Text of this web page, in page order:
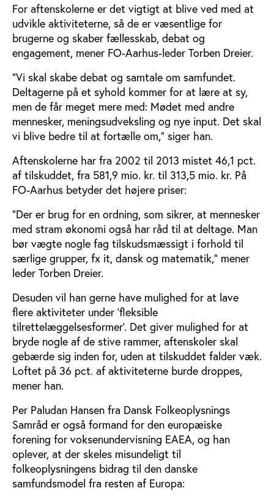
For aftenskolerne er det vigtigt at blive ved med at
udvikle aktiviteterne, så de er væsentlige for
brugerne og skaber fællesskab, debat og
engagement, mener FO-Aarhus-leder Torben Dreier.
”Vi skal skabe debat og samtale om samfundet.
Deltagerne på et syhold kommer for at lære at sy,
men de får meget mere med: Mødet med andre
mennesker, meningsudveksling og nye input. Det skal
vi blive bedre til at fortælle om,” siger han.
Aftenskolerne har fra 2002 til 2013 mistet 46,1 pct.
af tilskuddet, fra 581,9 mio. kr. til 313,5 mio. kr. På
FO-Aarhus betyder det højere priser:
”Der er brug for en ordning, som sikrer, at mennesker
med stram økonomi også har råd til at deltage. Man
bør vægte nogle fag tilskudsmæssigt i forhold til
særlige grupper, fx it, dansk og matematik,” mener
leder Torben Dreier.
Desuden vil han gerne have mulighed for at lave
flere aktiviteter under ’fleksible
tilrettelæggelsesformer’. Det giver mulighed for at
bryde nogle af de stive rammer, aftenskoler skal
gebærde sig inden for, uden at tilskuddet falder væk.
Loftet på 36 pct. af aktiviteterne burde droppes,
mener han.
Per Paludan Hansen fra Dansk Folkeoplysnings
Samråd er også formand for den europæiske
forening for voksenundervisning EAEA, og han
oplever, at der skeles misundeligt til
folkeoplysningens bidrag til den danske
samfundsmodel fra resten af Europa: